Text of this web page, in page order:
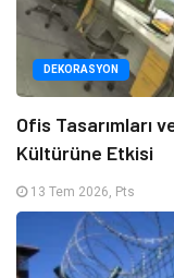
DEKORASYON
Ofis Tasarımları
Kültürüne Etkisi
13 Tem 2026, Pts